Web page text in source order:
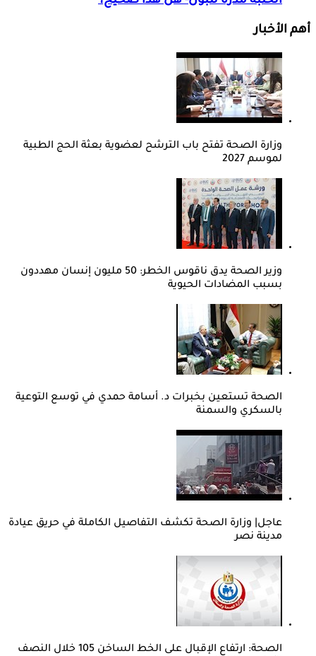
أهم الأخبار
وزارة الصحة تفتح باب الترشح لعضوية بعثة الحج الطبية
لموسم 2027
وزير الصحة يدق ناقوس الخطر: 50 مليون إنسان مهددون
بسبب المضادات الحيوية
الصحة تستعين بخبرات د. أسامة حمدي في توسع التوعية
بالسكري والسمنة
عاجل| وزارة الصحة تكشف التفاصيل الكاملة في حريق عيادة
مدينة نصر
الصحة: ارتفاع الإقبال على الخط الساخن 105 خلال النصف